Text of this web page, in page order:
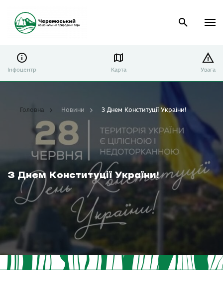
Інфоцентр Карта Увага
З Днем Конституції України!
Головна Новини З Днем Конституції України!